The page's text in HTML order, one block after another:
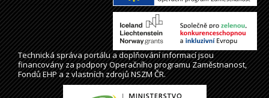
Technická správaportálua doplňování informací jsou
financovány za podpory Operačního programu Zaměstnanost,
Fondů EHP a z vlastních zdrojů NSZM ČR.